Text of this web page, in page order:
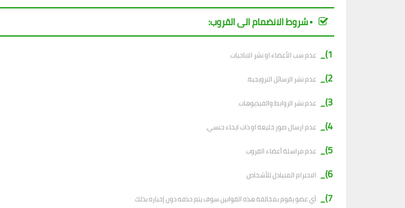
▪︎ شروط الانضمام الى القروب:
1)_
عدم سب الأعضاء او نشر الاباحيات.
2)_ عدم نشر الرسائل الترويجية.
3)_ عدم نشر الروابط والفيديوهات.
4)_ عدم ارسال صور خليعة او ذات ايحاء جنسي.
5)_ عدم مراسلة أعضاء القروب.
6)_ الاحترام المتبادل للأشخاص.
7)_ أي عضو يقوم بمخالفة هذه القوانين سوف يتم حذفه دون إخباره بذلك.